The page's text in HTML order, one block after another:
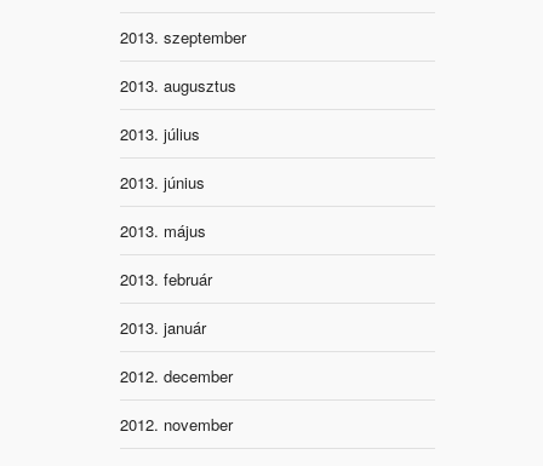
2013. szeptember
2013. augusztus
2013. július
2013. június
2013. május
2013. február
2013. január
2012. december
2012. november